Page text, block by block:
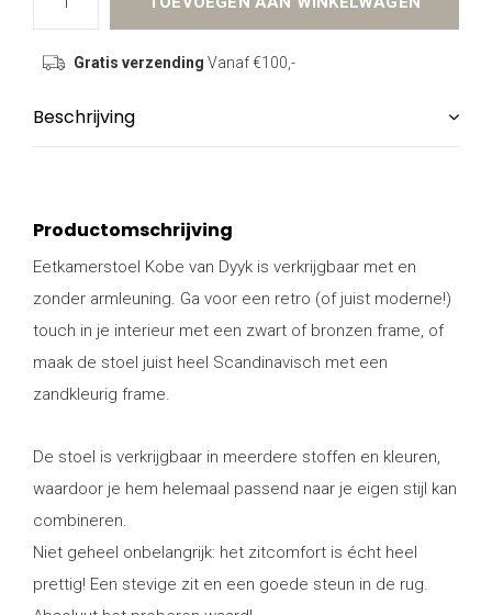
Gratis verzending Vanaf €100,-
Beschrijving
Productomschrijving
Eetkamerstoel Kobe van Dyyk is verkrijgbaar met en
zonder armleuning. Ga voor een retro (of juist moderne!)
touch in je interieur met een zwart of bronzen frame, of
maak de stoel juist heel Scandinavisch met een
zandkleurig frame.
De stoel is verkrijgbaar in meerdere stoffen en kleuren,
waardoor je hem helemaal passend naar je eigen stijl kan
combineren.
Niet geheel onbelangrijk: het zitcomfort is écht heel
prettig! Een stevige zit en een goede steun in de rug.